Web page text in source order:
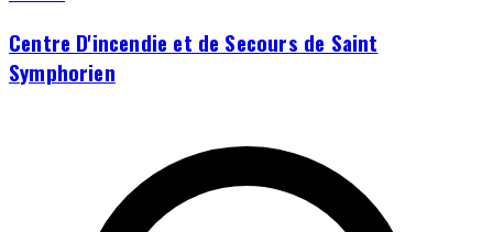
Centre D'incendie et de Secours de Saint
Symphorien